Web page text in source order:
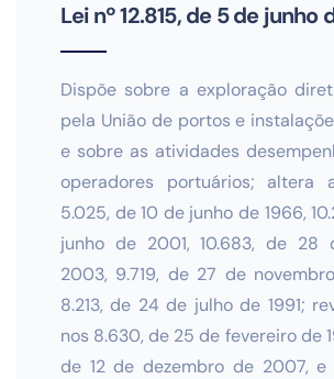
Lei nº 12.815, de 5 de junho
Dispõe sobre a exploração
pela União de portos e
e sobre as atividades
operadores portuários; altera
5.025, de 10 de junho de 1966,
junho de 2001, 10.683, de 28
2003, 9.719, de 27 de
8.213, de 24 de julho de 1991;
nos 8.630, de 25 de fevereiro de
de 12 de dezembro de 2007, e